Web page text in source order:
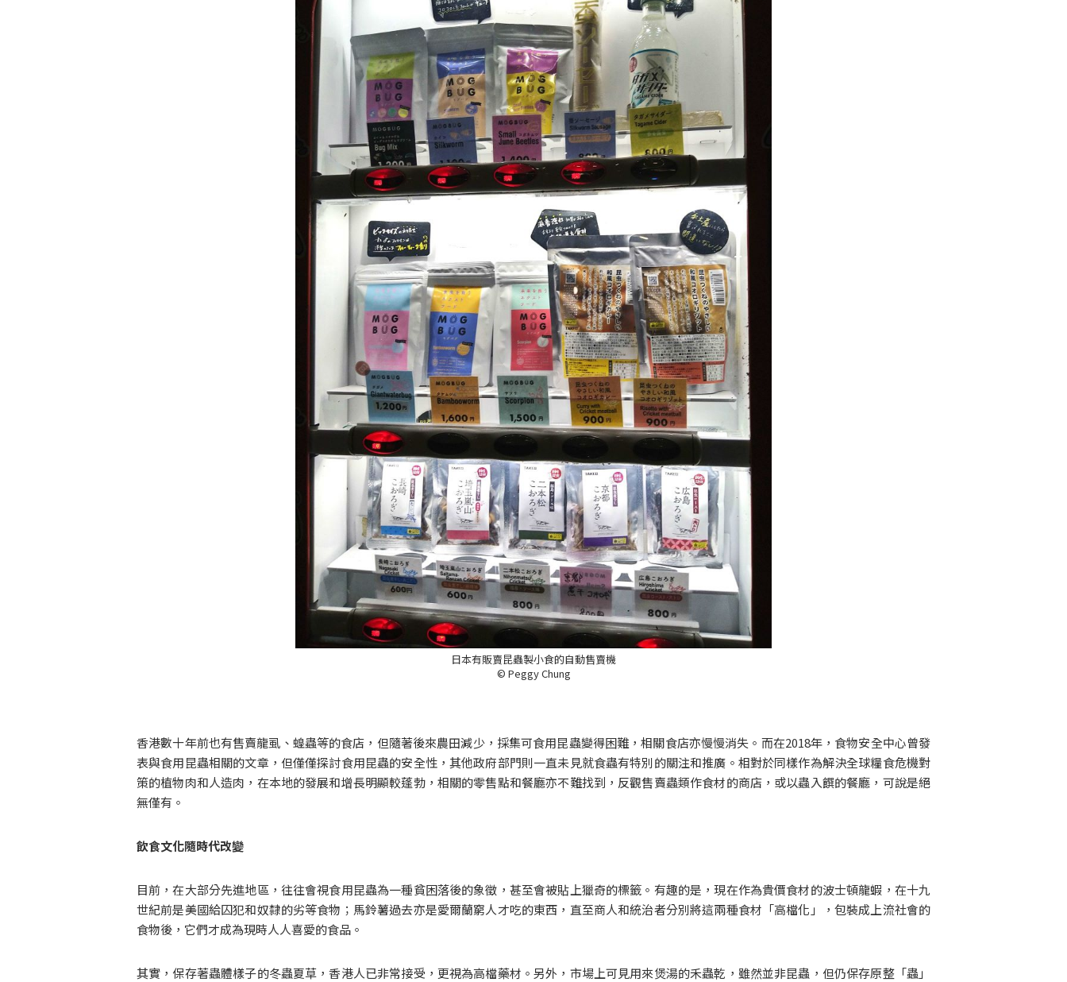
日本有販賣昆蟲製小食的自動售賣機
© Peggy Chung
香港數十年前也有售賣龍虱、蝗蟲等的食店，但隨著後來農田減少，採集可食用昆蟲變得困難，相關食店亦慢慢消失。而在2018年，食物安全中心曾發
表與食用昆蟲相關的文章，但僅僅探討食用昆蟲的安全性，其他政府部門則一直未見就食蟲有特別的關注和推廣。相對於同樣作為解決全球糧食危機對
策的植物肉和人造肉，在本地的發展和增長明顯較蓬勃，相關的零售點和餐廳亦不難找到，反觀售賣蟲類作食材的商店，或以蟲入饌的餐廳，可說是絕
無僅有。
飲食文化隨時代改變
目前，在大部分先進地區，往往會視食用昆蟲為一種貧困落後的象徵，甚至會被貼上獵奇的標籤。有趣的是，現在作為貴價食材的波士頓龍蝦，在十九
世紀前是美國給囚犯和奴隸的劣等食物；馬鈴薯過去亦是愛爾蘭窮人才吃的東西，直至商人和統治者分別將這兩種食材「高檔化」，包裝成上流社會的
食物後，它們才成為現時人人喜愛的食品。
其實，保存著蟲體樣子的冬蟲夏草，香港人已非常接受，更視為高檔藥材。另外，市場上可見用來煲湯的禾蟲乾，雖然並非昆蟲，但仍保存原整「蟲」